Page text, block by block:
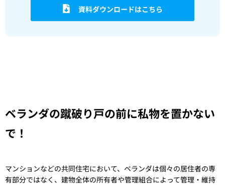
資料ダウンロードはこちら
ベランダの蹴破り戸の前に私物を置かない
で！
マンションなどの共同住宅において、ベランダは個々の居住者の専
有部分ではなく、建物全体の所有者や管理組合によって管理・維持